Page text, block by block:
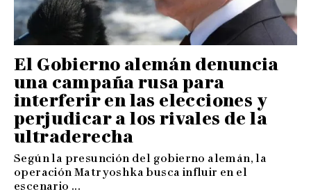
El Gobierno alemán denuncia
una campaña rusa para
interferir en las elecciones y
perjudicar a los rivales de la
ultraderecha
Según la presunción del gobierno alemán, la
operación Matryoshka busca influir en el
escenario ...